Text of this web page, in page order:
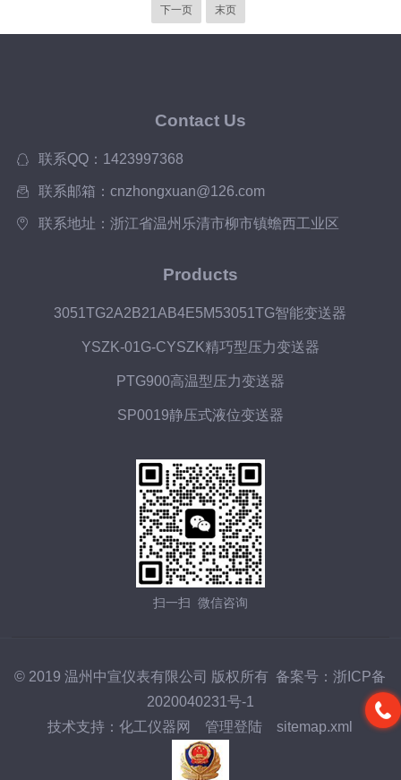
下一页 末页
Contact Us
联系QQ：1423997368
联系邮箱：cnzhongxuan@126.com
联系地址：浙江省温州乐清市柳市镇蟾西工业区
Products
3051TG2A2B21AB4E5M53051TG智能变送器
YSZK-01G-CYSZK精巧型压力变送器
PTG900高温型压力变送器
SP0019静压式液位变送器
扫一扫 微信咨询
© 2019 温州中宣仪表有限公司 版权所有 备案号：浙ICP备
2020040231号-1
技术支持：化工仪器网 管理登陆 sitemap.xml